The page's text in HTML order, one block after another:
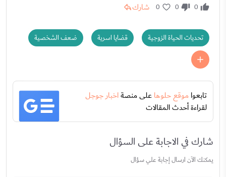
0
0
0 شارك
تحديات الحياة الزوجية قضايا اسرية ضعف الشخصية
تابعواموقع حلوهاعلى منصةاخبار جوجل
لقراءة أحدث المقالات
شارك في الاجابة على السؤال
يمكنك الآن ارسال إجابة علي سؤال